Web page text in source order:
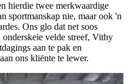
hierdie twee merkwaardige
sportmanskap nie, maar ook 'n
Ons glo dat net soos
velde streef, Vithy
aan te pak en
ons kliënte te lewer.